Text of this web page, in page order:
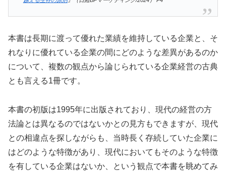
本書は長期に渡って優れた業績を維持している企業と、そ
れなりに優れている企業の間にどのような差異があるのか
について、複数の観点から論じられている企業経営の古典
とも言える1冊です。
本書の初版は1995年に出版されており、現代の経営の方
法論とは異なるのではないかとの見方もできますが、現代
との相違点を探しながらも、当時長く存続していた企業に
はどのような特徴があり、現代においてもそのような特徴
を有している企業はないか、という観点で本書を眺めてみ